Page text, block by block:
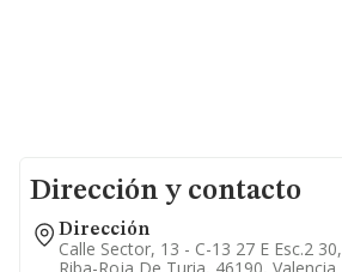
Dirección y contacto
Dirección
Calle Sector, 13 - C-13 27 E Esc.2 30,